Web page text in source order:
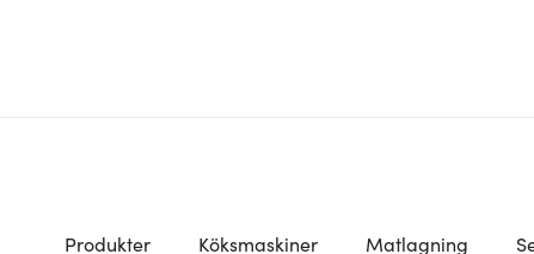
Produkter Köksmaskiner Matlagning